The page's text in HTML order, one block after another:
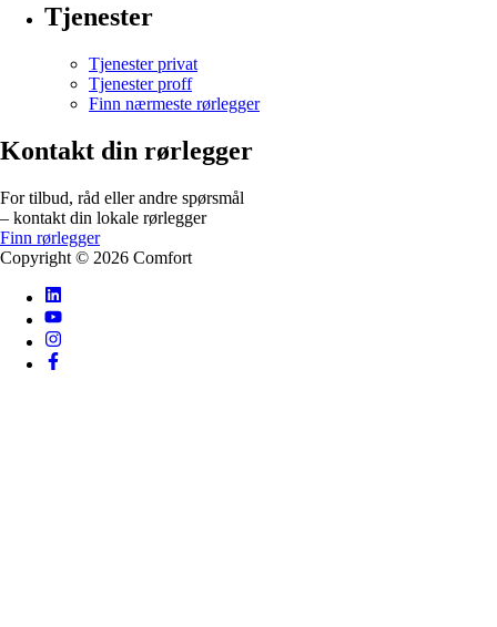
Tjenester
Tjenester privat
Tjenester proff
Finn nærmeste rørlegger
Kontakt din rørlegger
For tilbud, råd eller andre spørsmål
– kontakt din lokale rørlegger
Finn rørlegger
Copyright © 2026 Comfort